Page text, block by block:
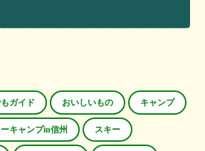
ガイド おいしいもの キャンプ
キャンプin信州 スキー